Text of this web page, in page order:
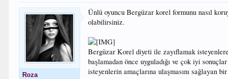
Roza
Ünlü oyuncu Bergüzar korel formunu nasıl
olabilirsiniz.
Bergüzar Korel diyeti ile zayıflamak
başlamadan önce uyguladığı ve çok iyi
isteyenlerin amaçlarına ulaşmasını sağlayan